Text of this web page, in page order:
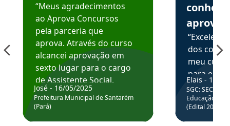
“Meus agradecimentos
ao Aprova Concursos
pela parceria que
aprova. Através do curso
alcancei aprovação em
sexto lugar para o cargo
de Assistente Social.
Hoje estou atuando na
Prefeitura de Santarém.
José - 16/05/2025
Prefeitura Municipal de Santarém
(Pará)
aprova
dos
meu
para
colocar
através
de
Elais - 15/
SGC: SEC BA
Educação
(Edital